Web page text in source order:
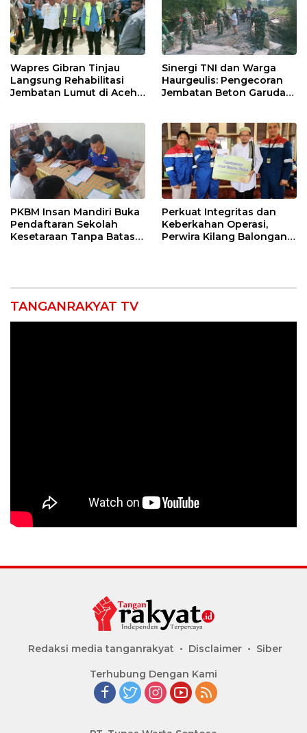
Wapres Gibran Tinjau
Langsung Rehabilitasi
Jembatan Lumut di Aceh
Sinergi TNI dan Warga
Haurgeulis: Pengecoran
Jembatan Beton Garuda
PKBM Insan Mandiri Buka
Pendaftaran Sekolah
Kesetaraan Tanpa Batas
Perkuat Integritas dan
Keberkahan Operasi,
Perwira Kilang Balongan
TANGANRAKYAT TV
Redaksi media tanganrakyat Disclaimer Siber
Terhubung Dengan Kami